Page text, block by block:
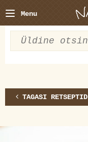
Menu
TAGASI RETSEPTID